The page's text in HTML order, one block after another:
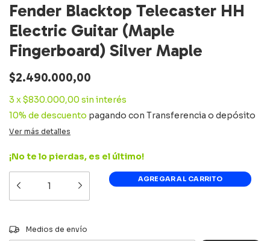
Fender Blacktop Telecaster HH
Electric Guitar (Maple
Fingerboard) Silver Maple
$2.490.000,00
3 x$830.000,00 sin interés
10% de descuento pagando con Transferencia o depósito
Ver más detalles
¡No te lo pierdas, es el último!
Entregas para el CP:
Medios de envío